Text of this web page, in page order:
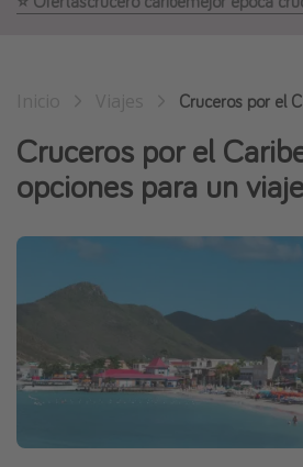
Glamping
Ofertas para Vacaciones Activas
Viajes en familia
Vacaciones de Playa
Trabajar en el extranjero
Cruceros por el Mediterráneo
Cruceros por el
Cruceros por el
opciones para un